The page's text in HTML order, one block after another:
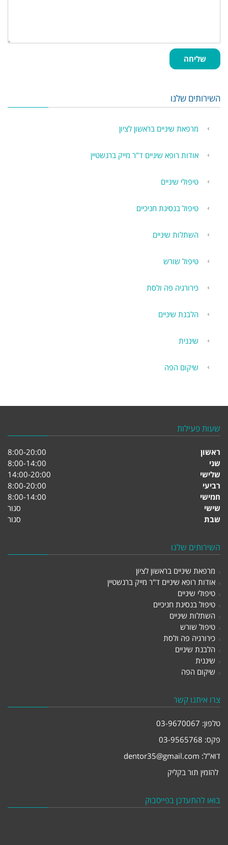
שליחה
השירותים שלנו
מרפאת שיניים בראשון לציון
אודות רופא שיניים ד"ר מייק ברנשטיין
טיפולי שיניים
טיפול בנסיגת חניכיים
השתלות שיניים
טיפול שורש
כירורגיה פה ולסת
הלבנת שיניים
שיננית
שיקום הפה
שעות פעילות
ראשון
8:00-20:00
שני
8:00-14:00
שלישי
14:00-20:00
רביעי
8:00-20:00
חמישי
8:00-14:00
שישי
סגור
שבת
סגור
השירותים שלנו
מרפאת שיניים בראשון לציון
אודות רופא שיניים ד"ר מייק ברנשטיין
טיפולי שיניים
טיפול בנסיגת חניכיים
השתלות שיניים
טיפול שורש
כירורגיה פה ולסת
הלבנת שיניים
שיננית
שיקום הפה
צרו איתנו קשר
טלפון: 03-9670067
פקס: 03-9565768
דוא"ל: dentor35@gmail.com
להזמין תור בקליק
בואו להתעדכן בפייסבוק